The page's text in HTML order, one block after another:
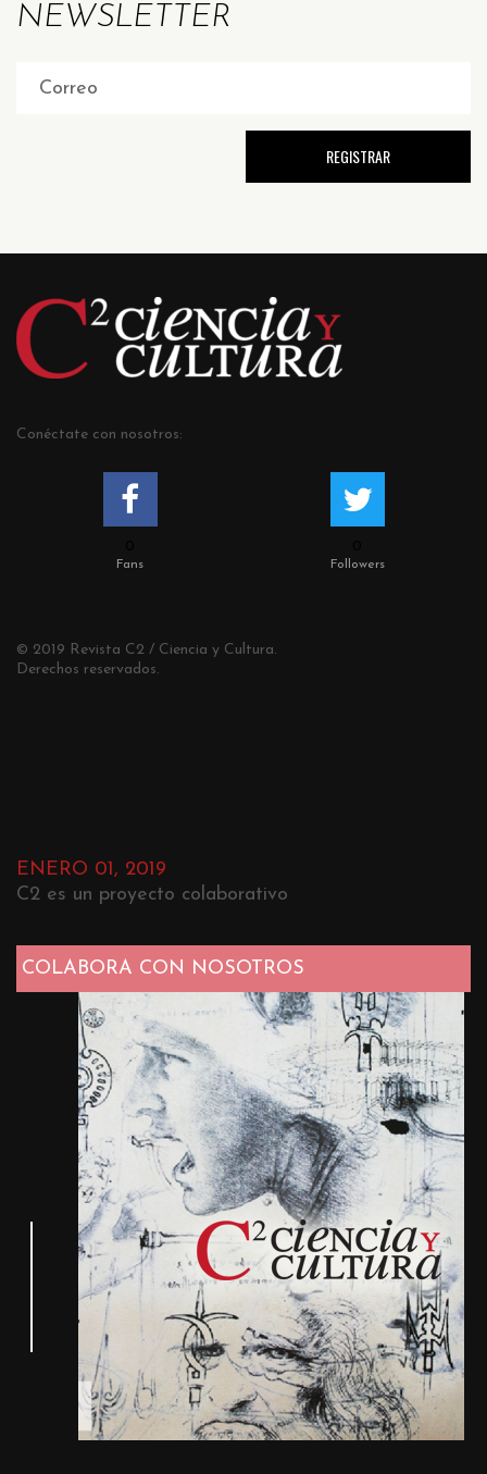
NEWSLETTER
Conéctate con nosotros:
Fans Followers
© 2019 Revista C2 / Ciencia y Cultura.
Derechos reservados.
ENERO 01, 2019
C2 es un proyecto colaborativo
COLABORA CON NOSOTROS